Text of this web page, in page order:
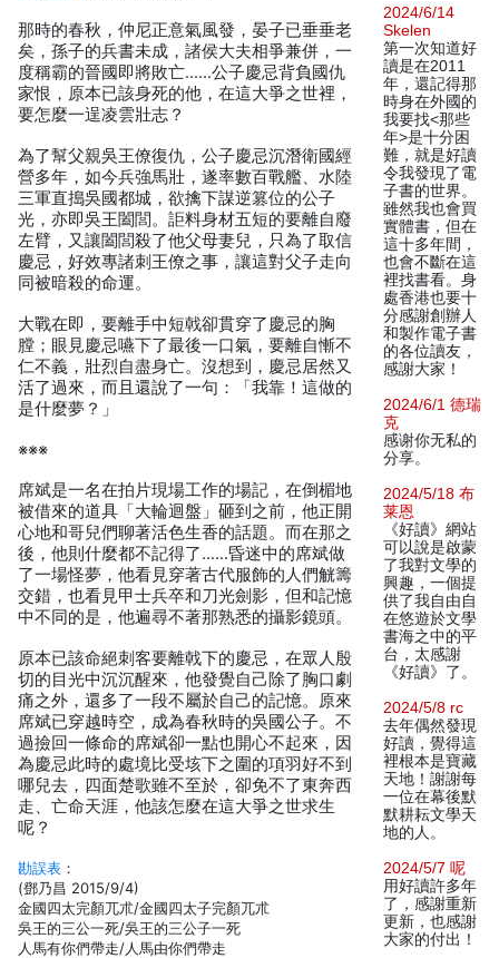
那時的春秋，仲尼正意氣風發，晏子已垂垂老
矣，孫子的兵書未成，諸侯大夫相爭兼併，一
度稱霸的晉國即將敗亡……公子慶忌背負國仇
家恨，原本已該身死的他，在這大爭之世裡，
要怎麼一逞凌雲壯志？
為了幫父親吳王僚復仇，公子慶忌沉潛衛國經
營多年，如今兵強馬壯，遂率數百戰艦、水陸
三軍直搗吳國都城，欲擒下謀逆篡位的公子
光，亦即吳王闔閭。詎料身材五短的要離自廢
左臂，又讓闔閭殺了他父母妻兒，只為了取信
慶忌，好效專諸刺王僚之事，讓這對父子走向
同被暗殺的命運。
大戰在即，要離手中短戟卻貫穿了慶忌的胸
膛；眼見慶忌嚥下了最後一口氣，要離自慚不
仁不義，壯烈自盡身亡。沒想到，慶忌居然又
活了過來，而且還說了一句：「我靠！這做的
是什麼夢？」
※※※
席斌是一名在拍片現場工作的場記，在倒楣地
被借來的道具「大輪迴盤」砸到之前，他正開
心地和哥兒們聊著活色生香的話題。而在那之
後，他則什麼都不記得了……昏迷中的席斌做
了一場怪夢，他看見穿著古代服飾的人們觥籌
交錯，也看見甲士兵卒和刀光劍影，但和記憶
中不同的是，他遍尋不著那熟悉的攝影鏡頭。
原本已該命絕刺客要離戟下的慶忌，在眾人殷
切的目光中沉沉醒來，他發覺自己除了胸口劇
痛之外，還多了一段不屬於自己的記憶。原來
席斌已穿越時空，成為春秋時的吳國公子。不
過撿回一條命的席斌卻一點也開心不起來，因
為慶忌此時的處境比受垓下之圍的項羽好不到
哪兒去，四面楚歌雖不至於，卻免不了東奔西
走、亡命天涯，他該怎麼在這大爭之世求生
呢？
勘誤表 ：
(鄧乃昌 2015/9/4)
金國四太完顏兀朮/金國四太子完顏兀朮
吳王的三公一死/吳王的三公子一死
人馬有你們帶走/人馬由你們帶走
2024/6/14
Skelen
第一次知道好
讀是在2011
年，還記得那
時身在外國的
我要找<那些
年>是十分困
難，就是好讀
令我發現了電
子書的世界。
雖然我也會買
實體書，但在
這十多年間，
也會不斷在這
裡找書看。身
處香港也要十
分感謝創辦人
和製作電子書
的各位讀友，
感謝大家！
2024/6/1 德瑞
克
感谢你无私的
分享。
2024/5/18 布
莱恩
《好讀》網站
可以說是啟蒙
了我對文學的
興趣，一個提
供了我自由自
在悠遊於文學
書海之中的平
台，太感謝
《好讀》了。
2024/5/8 rc
去年偶然發現
好讀，覺得這
裡根本是寶藏
天地！謝謝每
一位在幕後默
默耕耘文學天
地的人。
2024/5/7 呢
用好讀許多年
了，感謝重新
更新，也感謝
大家的付出！